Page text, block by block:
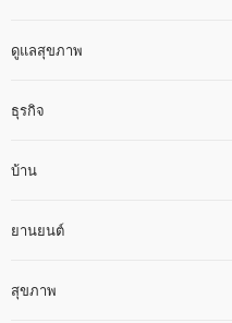
ดูแลสุขภาพ
ธุรกิจ
บ้าน
ยานยนต์
สุขภาพ